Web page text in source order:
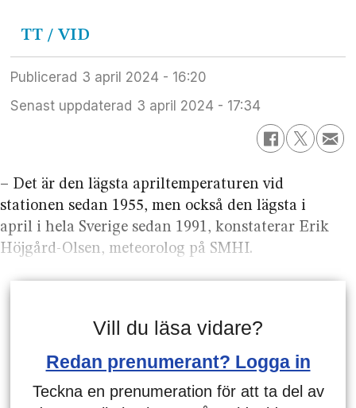
TT / VID
Publicerad
3 april 2024 - 16:20
Senast uppdaterad
3 april 2024 - 17:34
– Det är den lägsta apriltemperaturen vid
stationen sedan 1955, men också den lägsta i
april i hela Sverige sedan 1991, konstaterar Erik
Höjgård-Olsen, meteorolog på SMHI.
Vill du läsa vidare?
Redan prenumerant? Logga in
Teckna en prenumeration för att ta del av